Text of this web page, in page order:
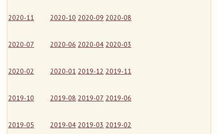
2020-11 2020-10 2020-09 2020-08
2020-07 2020-06 2020-04 2020-03
2020-02 2020-01 2019-12 2019-11
2019-10 2019-08 2019-07 2019-06
2019-05 2019-04 2019-03 2019-02